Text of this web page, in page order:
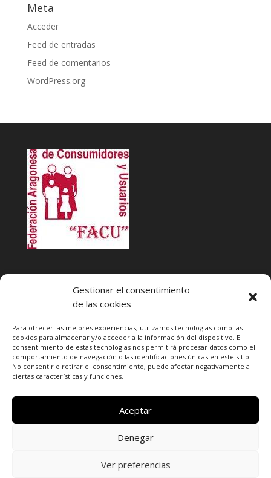
Gestionar el consentimiento
de las cookies
Para ofrecer las mejores experiencias, utilizamos tecnologías como las
cookies para almacenar y/o acceder a la información del dispositivo. El
consentimiento de estas tecnologías nos permitirá procesar datos como el
comportamiento de navegación o las identificaciones únicas en este sitio.
No consentir o retirar el consentimiento, puede afectar negativamente a
ciertas características y funciones.
Aceptar
Denegar
Ver preferencias
Meta
Acceder
Feed de entradas
Feed de comentarios
WordPress.org
MARTES Y JUEVES de17:00 a 20 horas
Teléfono de contacto976 13 47 92
Federación Aragonesa Consumidores y Usuarios. FACU
Calle Leopoldo Romeo, 30 local